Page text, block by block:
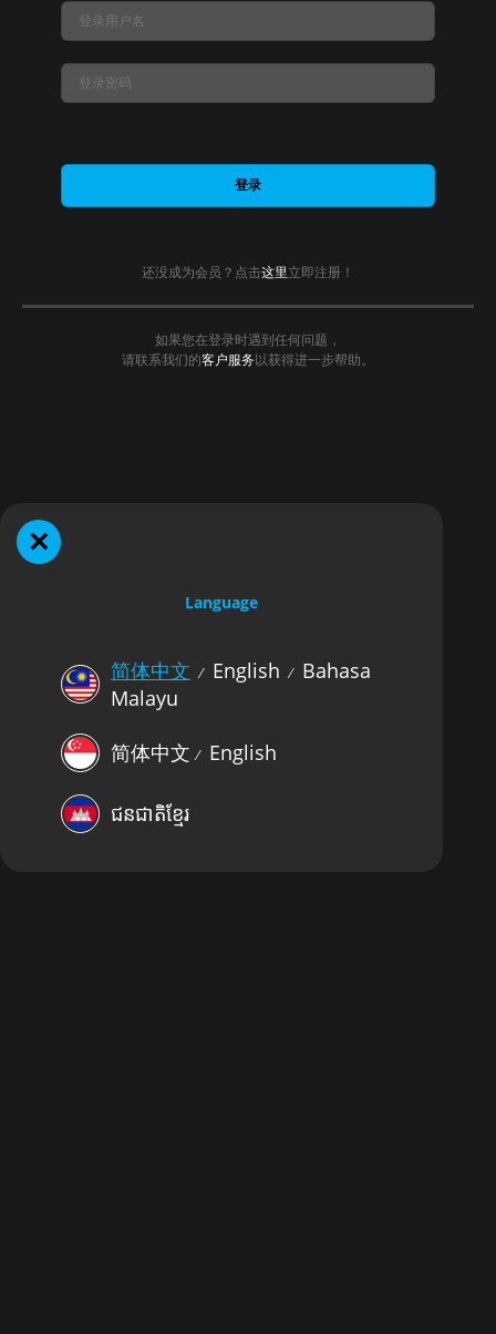
还没成为会员？点击这里立即注册！
如果您在登录时遇到任何问题，
请联系我们的客户服务以获得进一步帮助。
×
Language
简体中文 ⁄ English ⁄ Bahasa
Malayu
简体中文 ⁄ English
ជនជាតិខ្មែរ